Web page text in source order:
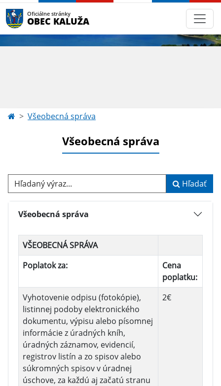
Oficiálne stránky
OBEC KALUŽA
Všeobecná správa
Všeobecná správa
Hľadaný výraz... Hľadať
Všeobecná správa
VŠEOBECNÁ SPRÁVA
Poplatok za:
Cena
poplatku:
Vyhotovenie odpisu (fotokópie),
listinnej podoby elektronického
dokumentu, výpisu alebo písomnej
informácie z úradných kníh,
úradných záznamov, evidencií,
registrov listín a zo spisov alebo
súkromných spisov v úradnej
úschove, za každú aj začatú stranu
2€